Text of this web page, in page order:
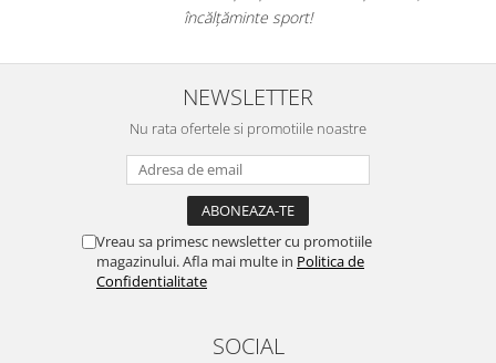
încălțăminte sport!
NEWSLETTER
Nu rata ofertele si promotiile noastre
Vreau sa primesc newsletter cu promotiile
magazinului. Afla mai multe in Politica de
Confidentialitate
SOCIAL